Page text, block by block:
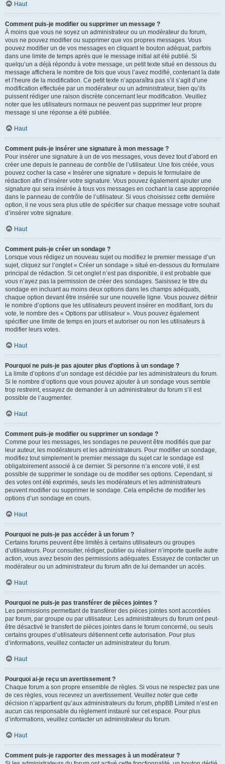
Haut
Comment puis-je modifier ou supprimer un message ?
À moins que vous ne soyez un administrateur ou un modérateur du forum,
vous ne pouvez modifier ou supprimer que vos propres messages. Vous
pouvez modifier un de vos messages en cliquant le bouton adéquat, parfois
dans une limite de temps après que le message initial ait été publié. Si
quelqu’un a déjà répondu à votre message, un petit texte situé en dessous du
message affichera le nombre de fois que vous l’avez modifié, contenant la date
et l’heure de la modification. Ce petit texte n’apparaîtra pas s’il s’agit d’une
modification effectuée par un modérateur ou un administrateur, bien qu’ils
puissent rédiger une raison discrète concernant leur modification. Veuillez
noter que les utilisateurs normaux ne peuvent pas supprimer leur propre
message si une réponse a été publiée.
Haut
Comment puis-je insérer une signature à mon message ?
Pour insérer une signature à un de vos messages, vous devez tout d’abord en
créer une depuis le panneau de contrôle de l’utilisateur. Une fois créée, vous
pouvez cocher la case « Insérer une signature » depuis le formulaire de
rédaction afin d’insérer votre signature. Vous pouvez également ajouter une
signature qui sera insérée à tous vos messages en cochant la case appropriée
dans le panneau de contrôle de l’utilisateur. Si vous choisissez cette dernière
option, il ne vous sera plus utile de spécifier sur chaque message votre souhait
d’insérer votre signature.
Haut
Comment puis-je créer un sondage ?
Lorsque vous rédigez un nouveau sujet ou modifiez le premier message d’un
sujet, cliquez sur l’onglet « Créer un sondage » situé en-dessous du formulaire
principal de rédaction. Si cet onglet n’est pas disponible, il est probable que
vous n’ayez pas la permission de créer des sondages. Saisissez le titre du
sondage en incluant au moins deux options dans les champs adéquats,
chaque option devant être insérée sur une nouvelle ligne. Vous pouvez définir
le nombre d’options que les utilisateurs peuvent insérer en modifiant, lors du
vote, le nombre des « Options par utilisateur ». Vous pouvez également
spécifier une limite de temps en jours et autoriser ou non les utilisateurs à
modifier leurs votes.
Haut
Pourquoi ne puis-je pas ajouter plus d’options à un sondage ?
La limite d’options d’un sondage est décidée par les administrateurs du forum.
Si le nombre d’options que vous pouvez ajouter à un sondage vous semble
trop restreint, essayez de demander à un administrateur du forum s’il est
possible de l’augmenter.
Haut
Comment puis-je modifier ou supprimer un sondage ?
Comme pour les messages, les sondages ne peuvent être modifiés que par
leur auteur, les modérateurs et les administrateurs. Pour modifier un sondage,
modifiez tout simplement le premier message du sujet car le sondage est
obligatoirement associé à ce dernier. Si personne n’a encore voté, il est
possible de supprimer le sondage ou de modifier ses options. Cependant, si
des votes ont été exprimés, seuls les modérateurs et les administrateurs
peuvent modifier ou supprimer le sondage. Cela empêche de modifier les
options d’un sondage en cours.
Haut
Pourquoi ne puis-je pas accéder à un forum ?
Certains forums peuvent être limités à certains utilisateurs ou groupes
d’utilisateurs. Pour consulter, rédiger, publier ou réaliser n’importe quelle autre
action, vous avez besoin des permissions adéquates. Essayez de contacter un
modérateur ou un administrateur du forum afin de lui demander un accès.
Haut
Pourquoi ne puis-je pas transférer de pièces jointes ?
Les permissions permettant de transférer des pièces jointes sont accordées
par forum, par groupe ou par utilisateur. Les administrateurs du forum ont peut-
être désactivé le transfert de pièces jointes dans le forum concerné, ou seuls
certains groupes d’utilisateurs détiennent cette autorisation. Pour plus
d’informations, veuillez contacter un administrateur du forum.
Haut
Pourquoi ai-je reçu un avertissement ?
Chaque forum a son propre ensemble de règles. Si vous ne respectez pas une
de ces règles, vous recevrez un avertissement. Veuillez noter que cette
décision n’appartient qu’aux administrateurs du forum, phpBB Limited n’est en
aucun cas responsable du règlement instauré sur cet espace. Pour plus
d’informations, veuillez contacter un administrateur du forum.
Haut
Comment puis-je rapporter des messages à un modérateur ?